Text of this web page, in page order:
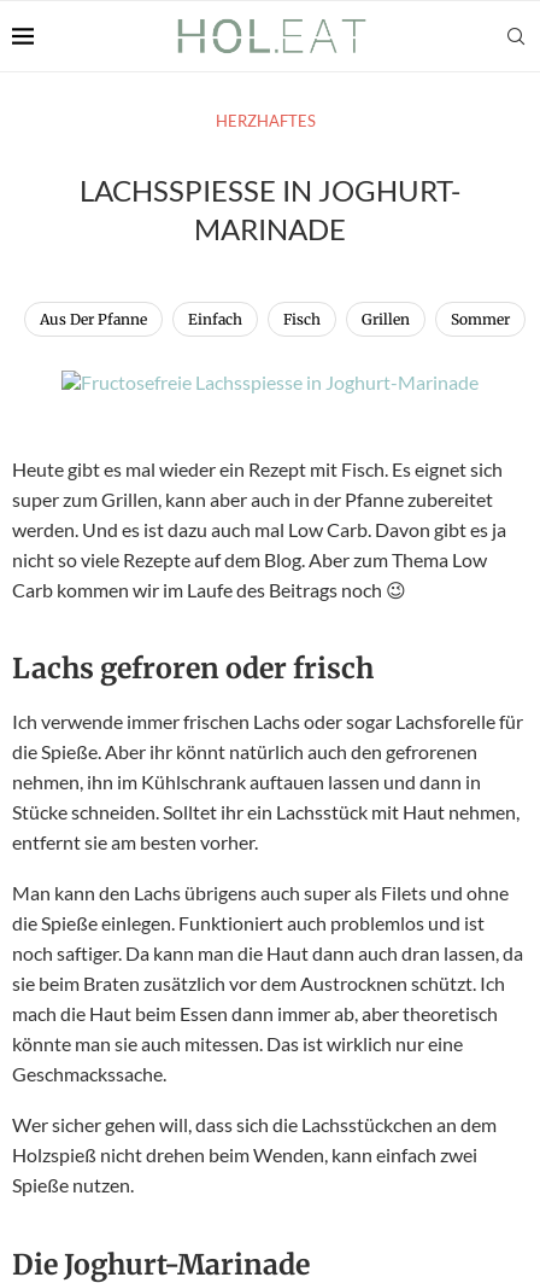
HERZHAFTES
LACHSSPIESSE IN JOGHURT-M
ARINADE
Aus Der Pfanne Einfach Fisch Grillen Sommer
Heute gibt es mal wieder ein Rezept mit Fisch. Es eignet sich
super zum Grillen, kann aber auch in der Pfanne zubereitet
werden. Und es ist dazu auch mal Low Carb. Davon gibt es ja
nicht so viele Rezepte auf dem Blog. Aber zum Thema Low
Carb kommen wir im Laufe des Beitrags noch 😉
Lachs gefroren oder frisch
Ich verwende immer frischen Lachs oder sogar Lachsforelle für
die Spieße. Aber ihr könnt natürlich auch den gefrorenen
nehmen, ihn im Kühlschrank auftauen lassen und dann in
Stücke schneiden. Solltet ihr ein Lachsstück mit Haut nehmen,
entfernt sie am besten vorher.
Man kann den Lachs übrigens auch super als Filets und ohne
die Spieße einlegen. Funktioniert auch problemlos und ist
noch saftiger. Da kann man die Haut dann auch dran lassen, da
sie beim Braten zusätzlich vor dem Austrocknen schützt. Ich
mach die Haut beim Essen dann immer ab, aber theoretisch
könnte man sie auch mitessen. Das ist wirklich nur eine
Geschmackssache.
Wer sicher gehen will, dass sich die Lachsstückchen an dem
Holzspieß nicht drehen beim Wenden, kann einfach zwei
Spieße nutzen.
Die Joghurt-Marinade